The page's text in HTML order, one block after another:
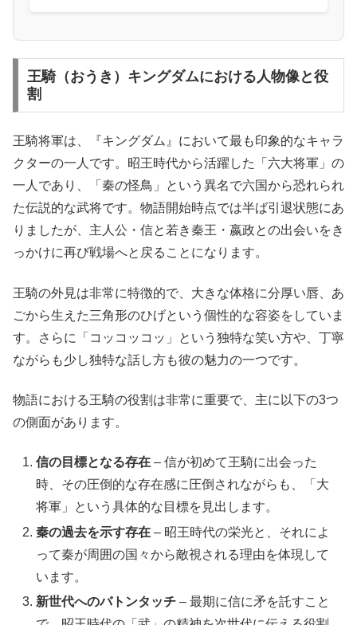
王騎（おうき）キングダムにおける人物像と役
割
王騎将軍は、『キングダム』において最も印象的なキャラ
クターの一人です。昭王時代から活躍した「六大将軍」の
一人であり、「秦の怪鳥」という異名で六国から恐れられ
た伝説的な武将です。物語開始時点では半ば引退状態にあ
りましたが、主人公・信と若き秦王・嬴政との出会いをき
っかけに再び戦場へと戻ることになります。
王騎の外見は非常に特徴的で、大きな体格に分厚い唇、あ
ごから生えた三角形のひげという個性的な容姿をしていま
す。さらに「コッコッコッ」という独特な笑い方や、丁寧
ながらも少し独特な話し方も彼の魅力の一つです。
物語における王騎の役割は非常に重要で、主に以下の3つ
の側面があります。
信の目標となる存在 – 信が初めて王騎に出会った
時、その圧倒的な存在感に圧倒されながらも、「大
将軍」という具体的な目標を見出します。
秦の過去を示す存在 – 昭王時代の栄光と、それによ
って秦が周囲の国々から敵視される理由を体現して
います。
新世代へのバトンタッチ – 最期に信に矛を託すこと